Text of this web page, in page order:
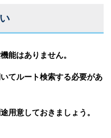
能はありません。
てルート検索する必要があ
用意しておきましょう。